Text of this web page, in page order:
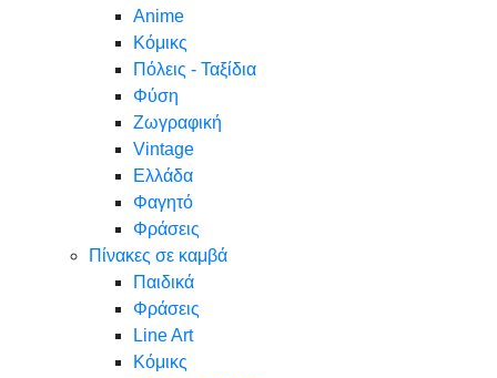
Anime
Κόμικς
Πόλεις - Ταξίδια
Φύση
Ζωγραφική
Vintage
Ελλάδα
Φαγητό
Φράσεις
Πίνακες σε καμβά
Παιδικά
Φράσεις
Line Art
Κόμικς